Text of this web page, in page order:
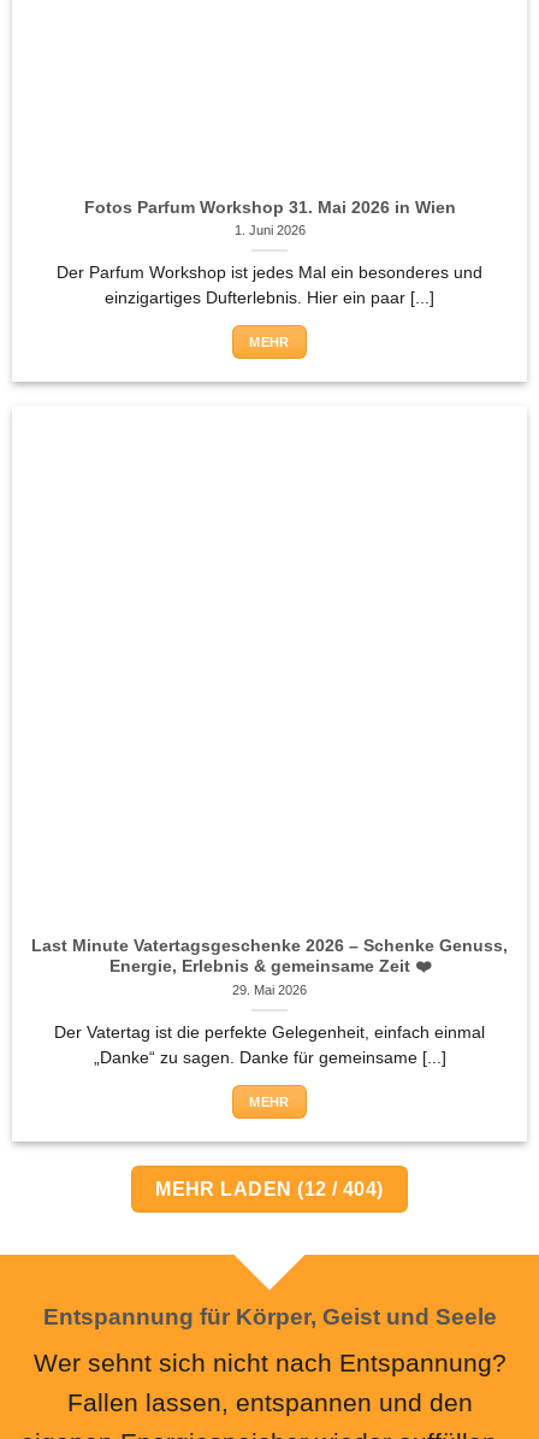
Fotos Parfum Workshop 31. Mai 2026 in Wien
1. Juni 2026
Der Parfum Workshop ist jedes Mal ein besonderes und
einzigartiges Dufterlebnis. Hier ein paar [...]
MEHR
Last Minute Vatertagsgeschenke 2026 – Schenke Genuss,
Energie, Erlebnis & gemeinsame Zeit ❤️
29. Mai 2026
Der Vatertag ist die perfekte Gelegenheit, einfach einmal
„Danke“ zu sagen. Danke für gemeinsame [...]
MEHR
MEHR LADEN(12 / 404)
Entspannung für Körper, Geist und Seele
Wer sehnt sich nicht nach Entspannung?
Fallen lassen, entspannen und den